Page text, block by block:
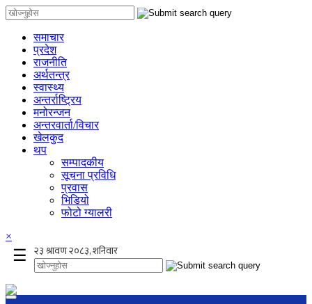
समाचार
प्रदेश
राजनीति
अर्थतन्त्र
स्वास्थ्य
अन्तर्राष्ट्रिय
मनोरन्जन
अन्तरवार्ता/विचार
खेलकुद
थप
सम्पादकीय
सूचना प्रविधि
प्रवास
भिडियो
फोटो ग्यालरी
×
☰